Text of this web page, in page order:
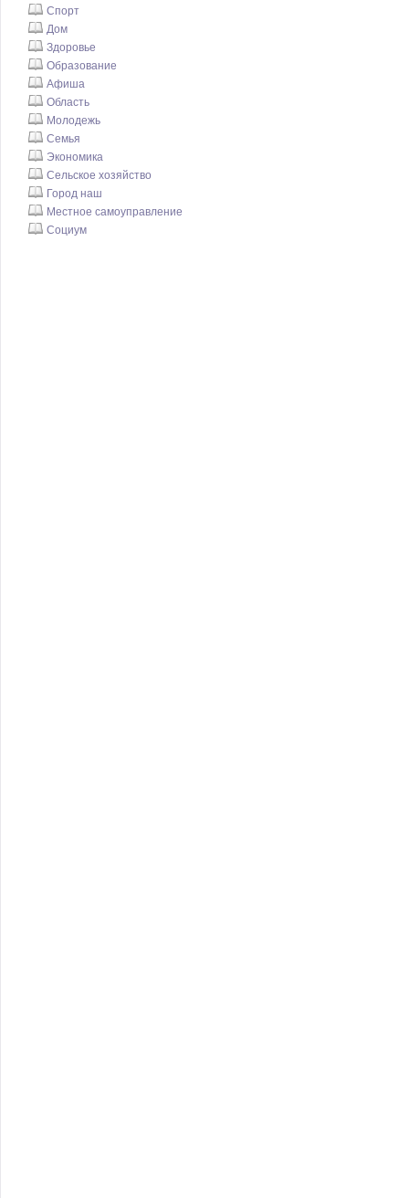
Спорт
Дом
Здоровье
Образование
Афиша
Область
Молодежь
Семья
Экономика
Сельское хозяйство
Город наш
Местное самоуправление
Социум